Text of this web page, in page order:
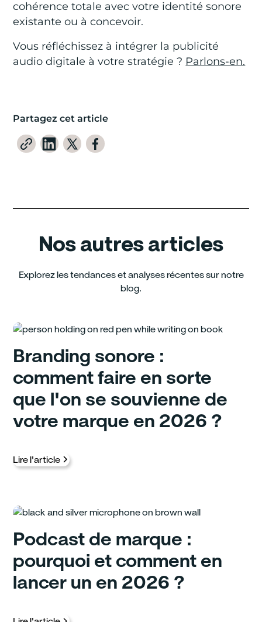
cohérence totale avec votre identité sonore
existante ou à concevoir.
Vous réfléchissez à intégrer la publicité
audio digitale à votre stratégie ? Parlons-en.
Partagez cet article
Nos autres articles
Explorez les tendances et analyses récentes sur notre
blog.
Branding sonore :
comment faire en sorte
que l'on se souvienne de
votre marque en 2026 ?
Lire l'article
Podcast de marque :
pourquoi et comment en
lancer un en 2026 ?